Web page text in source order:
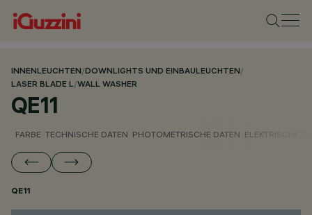
INNENLEUCHTEN/DOWNLIGHTS UND EINBAULEUCHTEN/
LASER BLADE L/WALL WASHER
QE11
FARBE TECHNISCHE DATEN PHOTOMETRISCHE DATEN ELEKTRISCHE
QE11